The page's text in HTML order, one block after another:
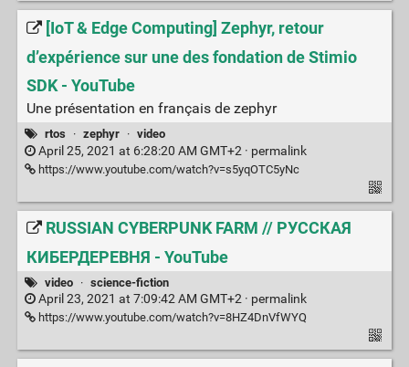
[IoT & Edge Computing] Zephyr, retour
d’expérience sur une des fondation de Stimio
SDK - YouTube
Une présentation en français de zephyr
rtos · zephyr · video
April 25, 2021 at 6:28:20 AM GMT+2 · permalink
https://www.youtube.com/watch?v=s5yqOTC5yNc
RUSSIAN CYBERPUNK FARM // РУССКАЯ
КИБЕРДЕРЕВНЯ - YouTube
video · science-fiction
April 23, 2021 at 7:09:42 AM GMT+2 · permalink
https://www.youtube.com/watch?v=8HZ4DnVfWYQ